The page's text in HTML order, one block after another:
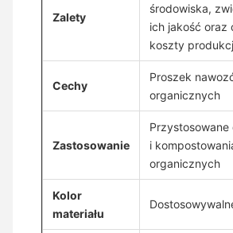
Zalety
środowiska,
ich jakość oraz
koszty
Cechy
Proszek
organicznych
Zastosowanie
i
organicznych
Kolor
materiału